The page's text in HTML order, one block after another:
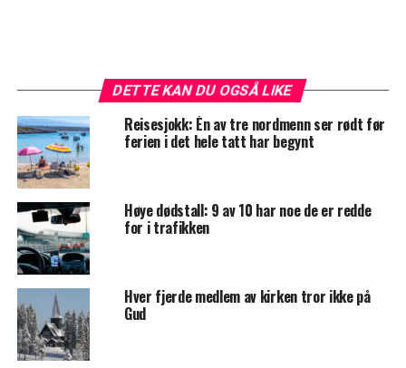
DETTE KAN DU OGSÅ LIKE
Reisesjokk: Én av tre nordmenn ser rødt før
ferien i det hele tatt har begynt
Høye dødstall: 9 av 10 har noe de er redde
for i trafikken
Hver fjerde medlem av kirken tror ikke på
Gud